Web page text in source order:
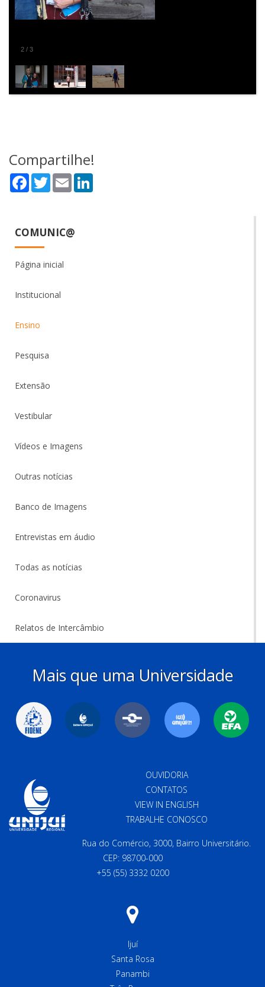
2 / 3
Compartilhe!
Facebook
TwitterEmail
COMUNIC@
Página inicial
Institucional
Ensino
Pesquisa
Extensão
Vestibular
Vídeos e Imagens
Outras notícias
Banco de Imagens
Entrevistas em áudio
Todas as notícias
Coronavirus
Relatos de Intercâmbio
Mais que uma Universidade
OUVIDORIA
CONTATOS
VIEW IN ENGLISH
TRABALHE CONOSCO
Rua do Comércio, 3000, Bairro Universitário.
CEP: 98700-000
+55 (55) 3332 0200
Ijuí
Santa Rosa
Panambi